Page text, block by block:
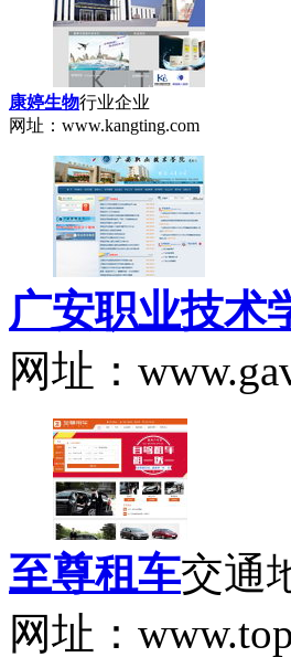
康婷生物行业企业
网址：www.kangting.com
广安职业技术
网址：
至尊租车交通
网址：